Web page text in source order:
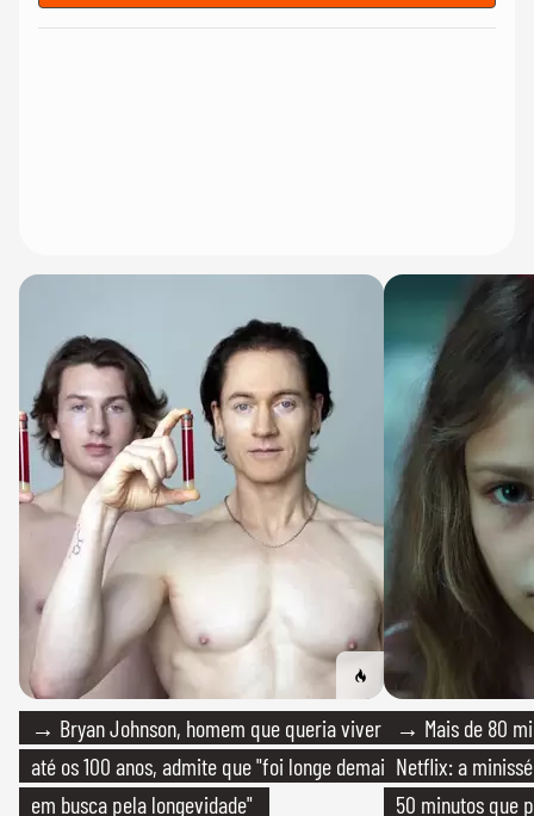
→ Bryan Johnson, homem que queria viver
até os 100 anos, admite que "foi longe demais
em busca pela longevidade"
→ Mais de 80
Netflix: a
50 minutos que